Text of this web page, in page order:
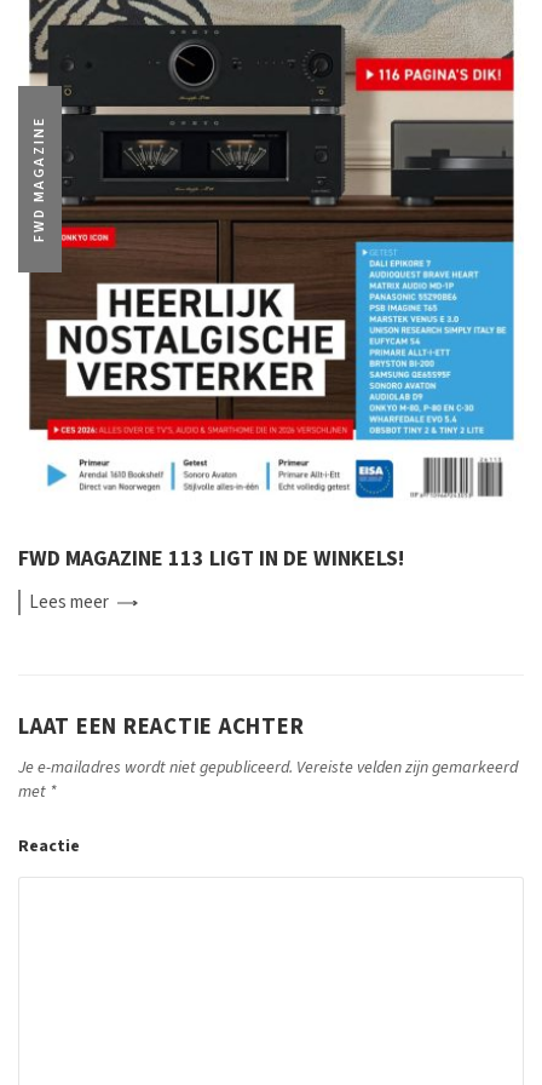
FWD MAGAZINE
FWD MAGAZINE 113 LIGT IN DE WINKELS!
Leesmeer
LAAT EEN REACTIE ACHTER
Je e-mailadres wordt niet gepubliceerd. Vereiste velden zijn gemarkeerd
met *
Reactie